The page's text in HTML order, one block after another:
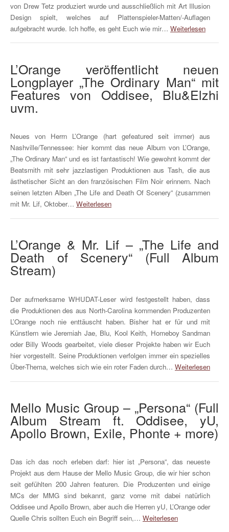
von Drew Tetz produziert wurde und ausschließlich mit Art Illusion
Design spielt, welches auf Plattenspieler-Matten/-Auflagen
aufgebracht wurde. Ich hoffe, es geht Euch wie mir… Weiterlesen
L’Orange veröffentlicht neuen
Longplayer „The Ordinary Man“ mit
Features von Oddisee, Blu&Elzhi
uvm.
Neues von Herrn L’Orange (hart gefeatured seit immer) aus
Nashville/Tennessee: hier kommt das neue Album von L’Orange,
„The Ordinary Man“ und es ist fantastisch! Wie gewohnt kommt der
Beatsmith mit sehr jazzlastigen Produktionen aus Tash, die aus
ästhetischer Sicht an den französischen Film Noir erinnern. Nach
seinen letzten Alben „The Life and Death Of Scenery“ (zusammen
mit Mr. Lif, Oktober… Weiterlesen
L’Orange & Mr. Lif – „The Life and
Death of Scenery“ (Full Album
Stream)
Der aufmerksame WHUDAT-Leser wird festgestellt haben, dass
die Produktionen des aus North-Carolina kommenden Produzenten
L’Orange noch nie enttäuscht haben. Bisher hat er für und mit
Künstlern wie Jeremiah Jae, Blu, Kool Keith, Homeboy Sandman
oder Billy Woods gearbeitet, viele dieser Projekte haben wir Euch
hier vorgestellt. Seine Produktionen verfolgen immer ein spezielles
Über-Thema, welches sich wie ein roter Faden durch… Weiterlesen
Mello Music Group – „Persona“ (Full
Album Stream ft. Oddisee, yU,
Apollo Brown, Exile, Phonte + more)
Das ich das noch erleben darf: hier ist „Persona“, das neueste
Projekt aus dem Hause der Mello Music Group, die wir hier schon
seit gefühlten 200 Jahren featuren. Die Produzenten und einige
MCs der MMG sind bekannt, ganz vorne mit dabei natürlich
Oddisee und Apollo Brown, aber auch die Herren yU, L’Orange oder
Quelle Chris sollten Euch ein Begriff sein,… Weiterlesen